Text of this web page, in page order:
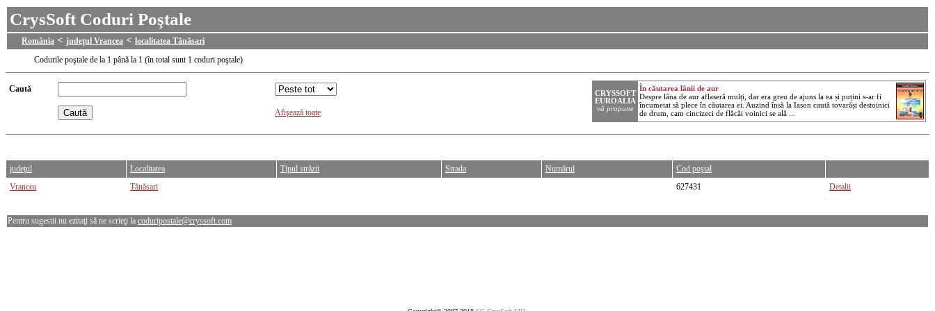
CrysSoft Coduri Poştale
România < judeţul Vrancea < localitatea Tănăsari
Codurile poştale de la 1 până la 1 (în total sunt 1 coduri poştale)
Caută
Afişează toate
judeţul Localitatea Tipul străzii Strada Numărul
Cod poştal
Vrancea
Tănăsari 627431 Detalii
Pentru sugestii nu ezitaţi să ne scrieţi la coduripostale@cryssoft.com